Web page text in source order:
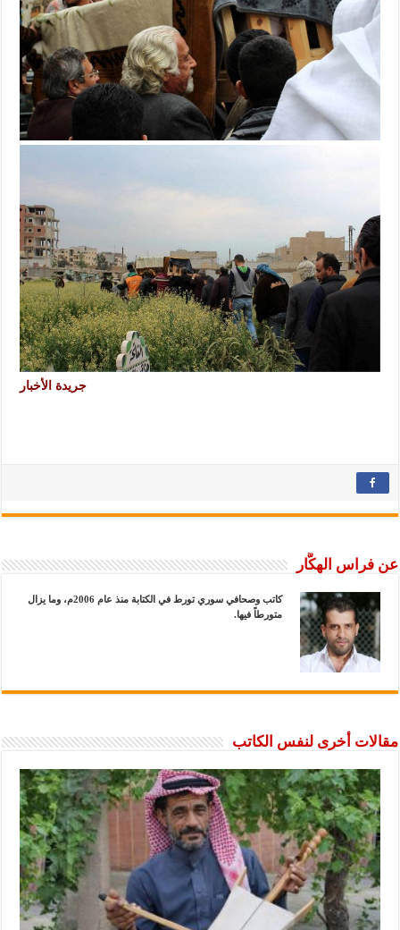
جريدة الأخبار
عن فراس الهكَّار
كاتب وصحافي سوري تورط في الكتابة منذ عام 2006م، وما يزال
متورطاً فيها.
مقالات أخرى لنفس الكاتب